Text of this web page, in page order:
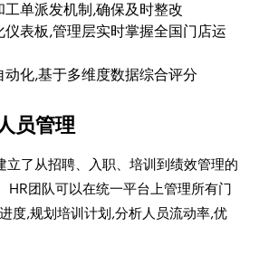
工单派发机制,确保及时整改
仪表板,管理层实时掌握全国门店运
动化,基于多维度数据综合评分
员管理
立了从招聘、入职、培训到绩效管理的
HR团队可以在统一平台上管理所有门
度,规划培训计划,分析人员流动率,优